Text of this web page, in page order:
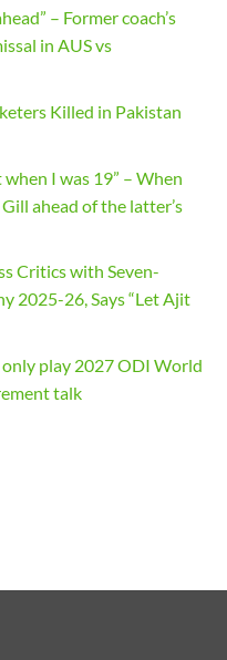
– Former coach’s
in AUS vs
Killed in Pakistan
I was 19” – When
ahead of the latter’s
Critics with Seven-
2025-26, Says “Let Ajit
play 2027 ODI World
talk